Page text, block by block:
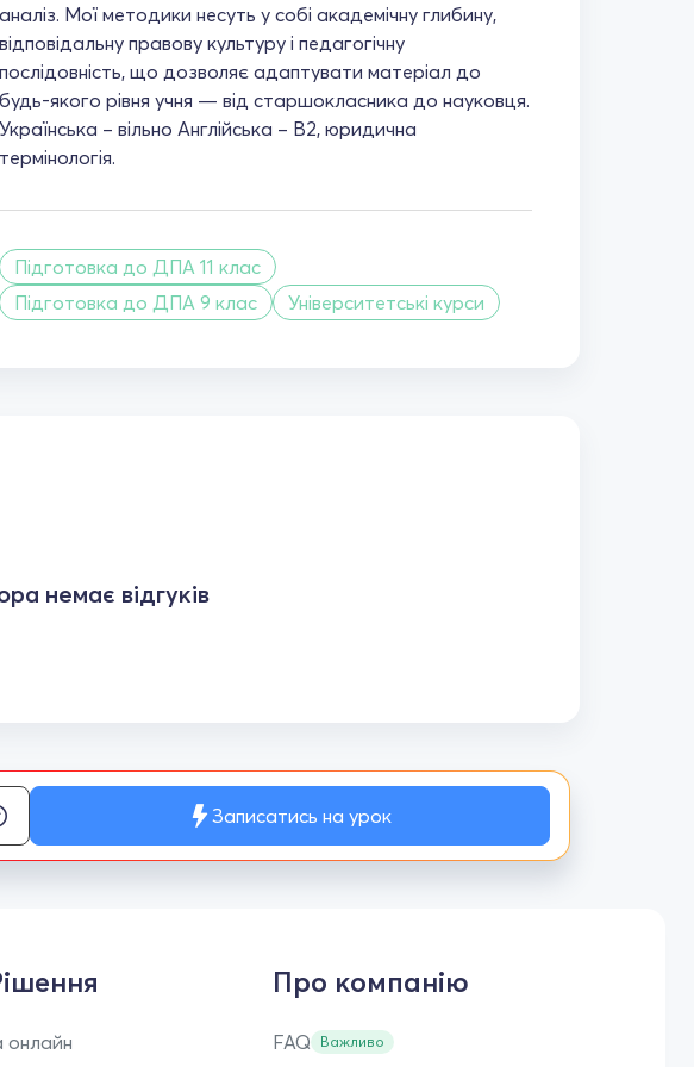
аналіз. Мої методики несуть у собі академічну глибину,
відповідальну правову культуру і педагогічну
послідовність, що дозволяє адаптувати матеріал до
будь-якого рівня учня — від старшокласника до науковця.
Українська – вільно Англійська – B2, юридична
термінологія.
Підготовка до ДПА 11 клас
Підготовка до ДПА 9 клас
Університетські курси
немає відгуків
Записатись на урок
онлайн
Про компанію
FAQ Важливо